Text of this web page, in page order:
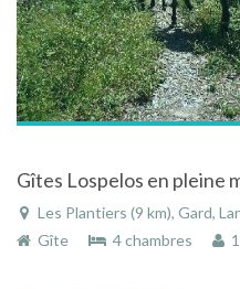
Les Plantiers (9 km), Gard,
Gîte
4 chambres